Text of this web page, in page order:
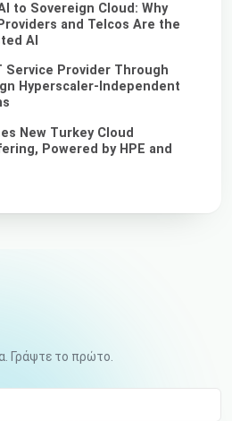
to Sovereign Cloud: Why
and Telcos Are the
AI
Service Provider Through
Hyperscaler-Independent
New Turkey Cloud
Powered by HPE and
Γράψτε το πρώτο.